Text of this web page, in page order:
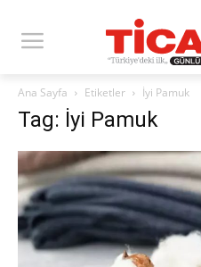
Ana Sayfa Etiketler İyi Pamuk
Tag: İyi Pamuk